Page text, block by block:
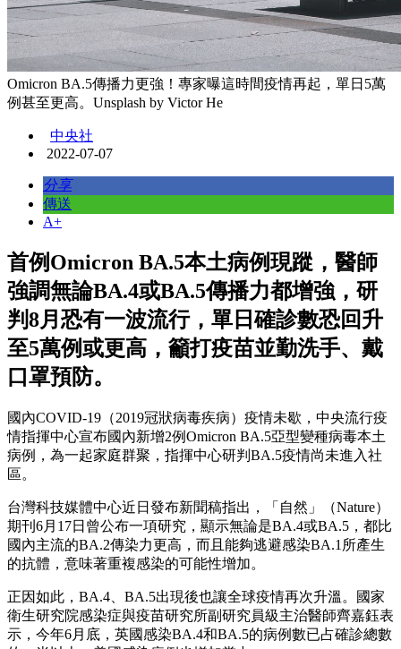
Omicron BA.5傳播力更強！專家曝這時間疫情再起，單日5萬
例甚至更高。Unsplash by Victor He
中央社
2022-07-07
分享
傳送
A+
首例Omicron BA.5本土病例現蹤，醫師
強調無論BA.4或BA.5傳播力都增強，研
判8月恐有一波流行，單日確診數恐回升
至5萬例或更高，籲打疫苗並勤洗手、戴
口罩預防。
國內COVID-19（2019冠狀病毒疾病）疫情未歇，中央流行疫
情指揮中心宣布國內新增2例Omicron BA.5亞型變種病毒本土
病例，為一起家庭群聚，指揮中心研判BA.5疫情尚未進入社
區。
台灣科技媒體中心近日發布新聞稿指出，「自然」（Nature）
期刊6月17日曾公布一項研究，顯示無論是BA.4或BA.5，都比
國內主流的BA.2傳染力更高，而且能夠逃避感染BA.1所產生
的抗體，意味著重複感染的可能性增加。
正因如此，BA.4、BA.5出現後也讓全球疫情再次升溫。國家
衛生研究院感染症與疫苗研究所副研究員級主治醫師齊嘉鈺表
示，今年6月底，英國感染BA.4和BA.5的病例數已占確診總數